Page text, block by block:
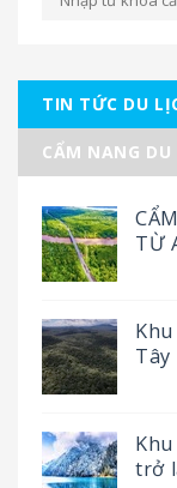
TIN TỨC DU
CẨM NANG DU
TỪ
trở